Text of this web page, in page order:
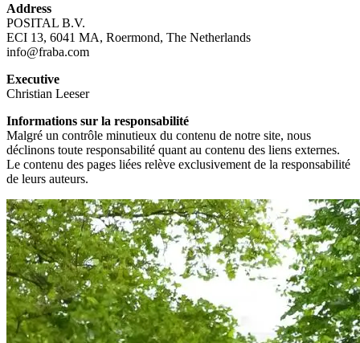
Address
POSITAL B.V.
ECI 13, 6041 MA, Roermond, The Netherlands
info@fraba.com
Executive
Christian Leeser
Informations sur la responsabilité
Malgré un contrôle minutieux du contenu de notre site, nous
déclinons toute responsabilité quant au contenu des liens externes.
Le contenu des pages liées relève exclusivement de la responsabilité
de leurs auteurs.